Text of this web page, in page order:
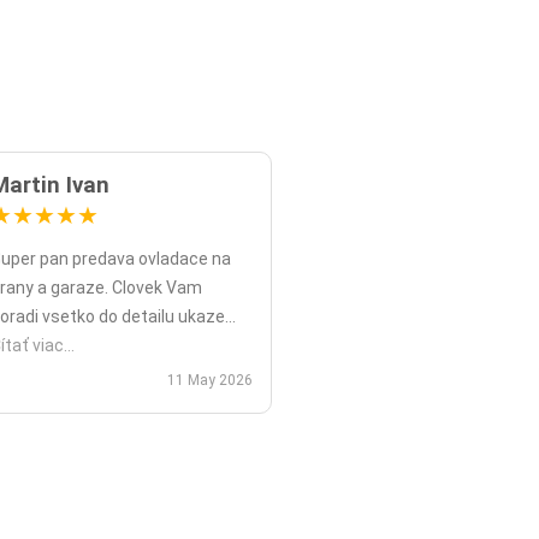
Ivan
★★★★
pan predava ovladace na
a garaze. Clovek Vam
vsetko do detailu ukaze
nadstavy priamo na
mieste a ked uz nahodou to nejde
viac...
11 May 2026